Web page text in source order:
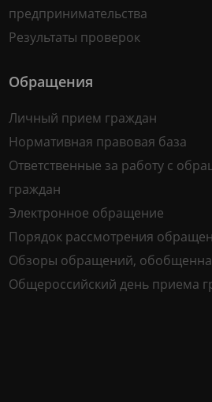
предпринимательства
Результаты проверок
Обращения
Личный прием граждан
Нормативная правовая база
Ответственные за работу с
граждан
Электронное обращение
Порядок рассмотрения
Обзоры обращений,
Общероссийский день приема